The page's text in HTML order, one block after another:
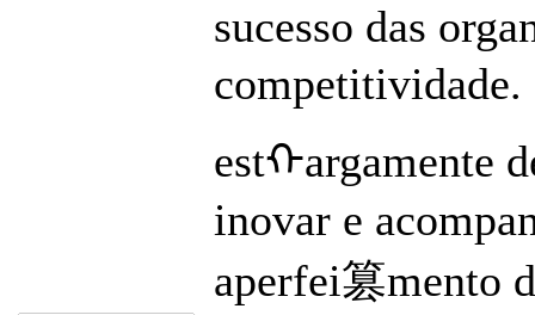
sucesso das
competitividade.
estᠬargamente
inovar e
aperfei篡mento